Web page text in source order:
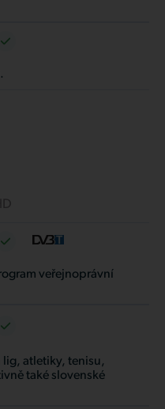
veřejnoprávní
atletiky, tenisu,
také slovenské